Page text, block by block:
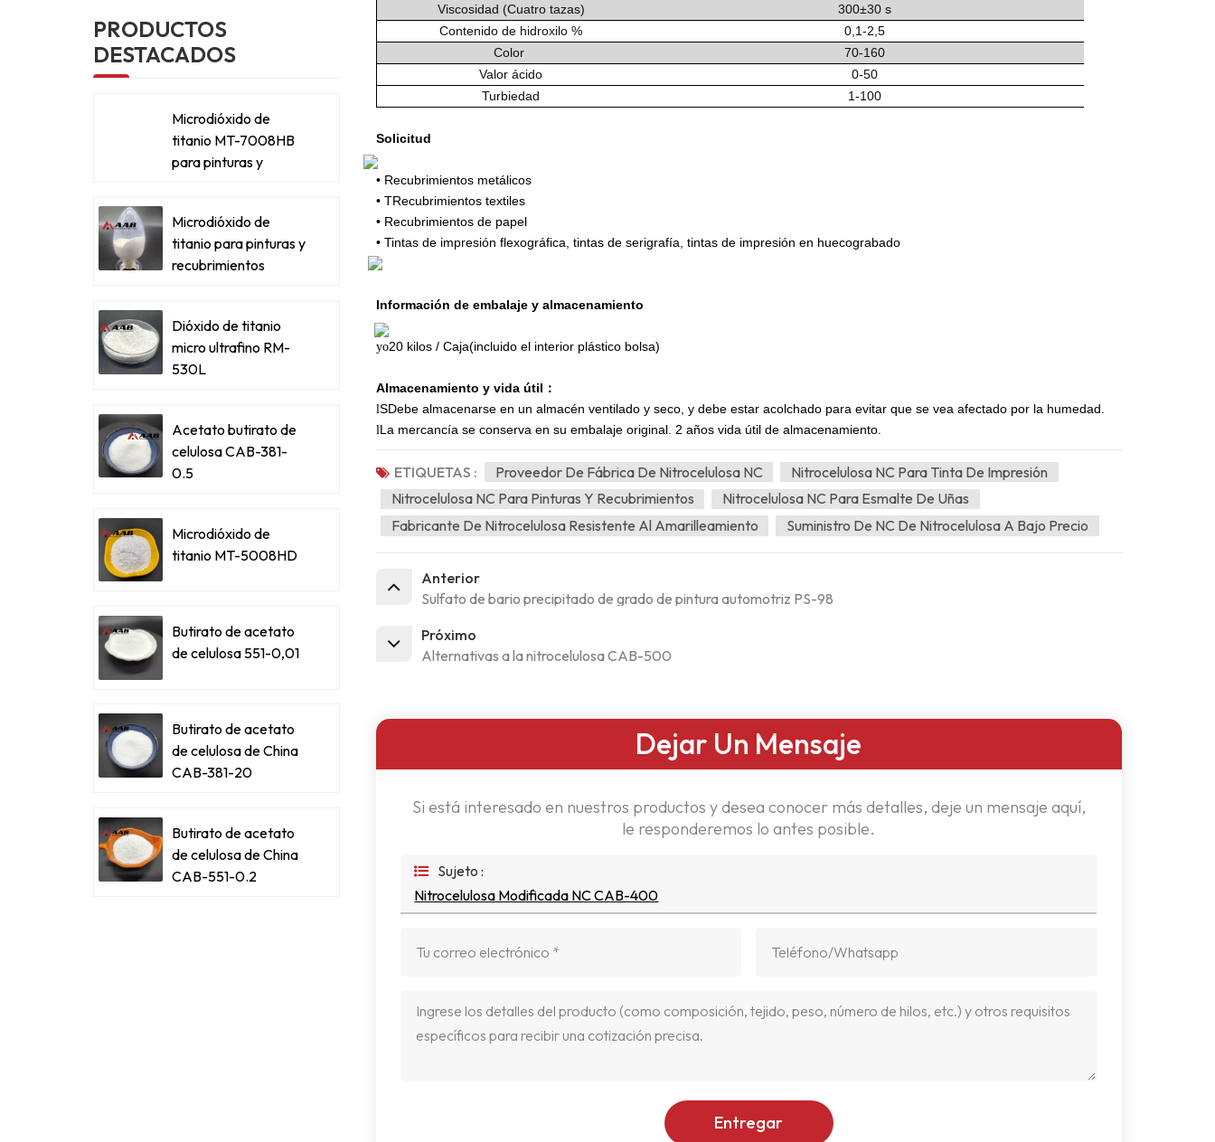
Viscosidad (Cuatro tazas)
300±30 s
Contenido de hidroxilo %
0,1-2,5
Color
70-160
Valor ácido
0-50
Turbiedad
1-100
Solicitud
• Recubrimientos metálicos
• TRecubrimientos textiles
• Recubrimientos de papel
• Tintas de impresión flexográfica, tintas de serigrafía, tintas de impresión en huecograbado
Información de embalaje y almacenamiento
yo20 kilos / Caja(incluido el interior plástico bolsa)
Almacenamiento y vida útil ：
lSDebe almacenarse en un almacén ventilado y seco, y debe estar acolchado para evitar que se vea afectado por la humedad.
lLa mercancía se conserva en su embalaje original. 2 años vida útil de almacenamiento.
ETIQUETAS : Proveedor De Fábrica De Nitrocelulosa NC
Nitrocelulosa NC Para Tinta De Impresión
Nitrocelulosa NC Para Pinturas Y Recubrimientos
Nitrocelulosa NC Para Esmalte De Uñas
Fabricante De Nitrocelulosa Resistente Al Amarilleamiento
Suministro De NC De Nitrocelulosa A Bajo Precio
Anterior
Sulfato de bario precipitado de grado de pintura automotriz PS-98
Próximo
Alternativas a la nitrocelulosa CAB-500
Dejar Un Mensaje
Si está interesado en nuestros productos y desea conocer más detalles, deje un mensaje aquí,
le responderemos lo antes posible.
Sujeto :
Nitrocelulosa Modificada NC CAB-400
Entregar
PRODUCTOS
DESTACADOS
Microdióxido de
titanio MT-7008HB
para pinturas y
Microdióxido de
titanio para pinturas y
recubrimientos
Dióxido de titanio
micro ultrafino RM-
530L
Acetato butirato de
celulosa CAB-381-
0.5
Microdióxido de
titanio MT-5008HD
Butirato de acetato
de celulosa 551-0,01
Butirato de acetato
de celulosa de China
CAB-381-20
Butirato de acetato
de celulosa de China
CAB-551-0.2